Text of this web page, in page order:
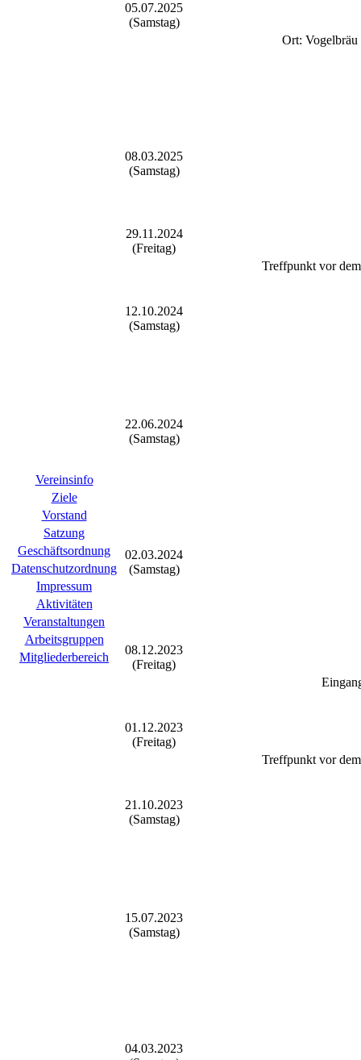
Vereinsinfo
Ziele
Vorstand
Satzung
Geschäftsordnung
Datenschutzordnung
Impressum
Aktivitäten
Veranstaltungen
Arbeitsgruppen
Mitgliederbereich
05.07.2025
(Samstag)
Ort:
08.03.2025
(Samstag)
29.11.2024
(Freitag)
Treffpunkt vor
12.10.2024
(Samstag)
22.06.2024
(Samstag)
02.03.2024
(Samstag)
08.12.2023
(Freitag)
01.12.2023
(Freitag)
Treffpunkt vor
21.10.2023
(Samstag)
15.07.2023
(Samstag)
04.03.2023